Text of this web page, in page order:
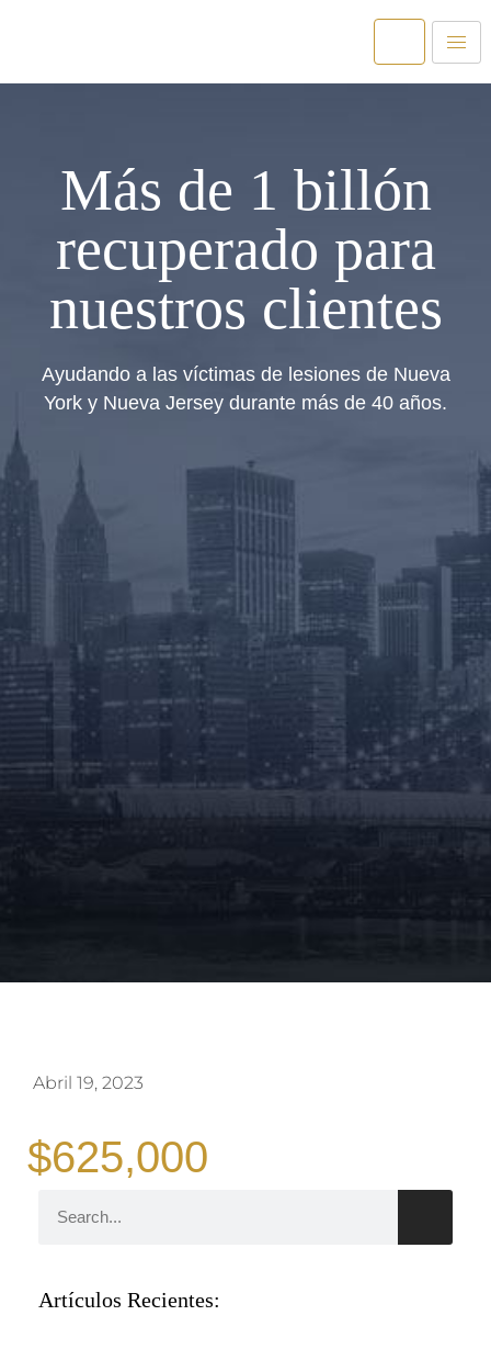
Más de 1 billón
recuperado para
nuestros clientes
Ayudando a las víctimas de lesiones de Nueva
York y Nueva Jersey durante más de 40 años.
Abril 19, 2023
$625,000
Artículos Recientes: